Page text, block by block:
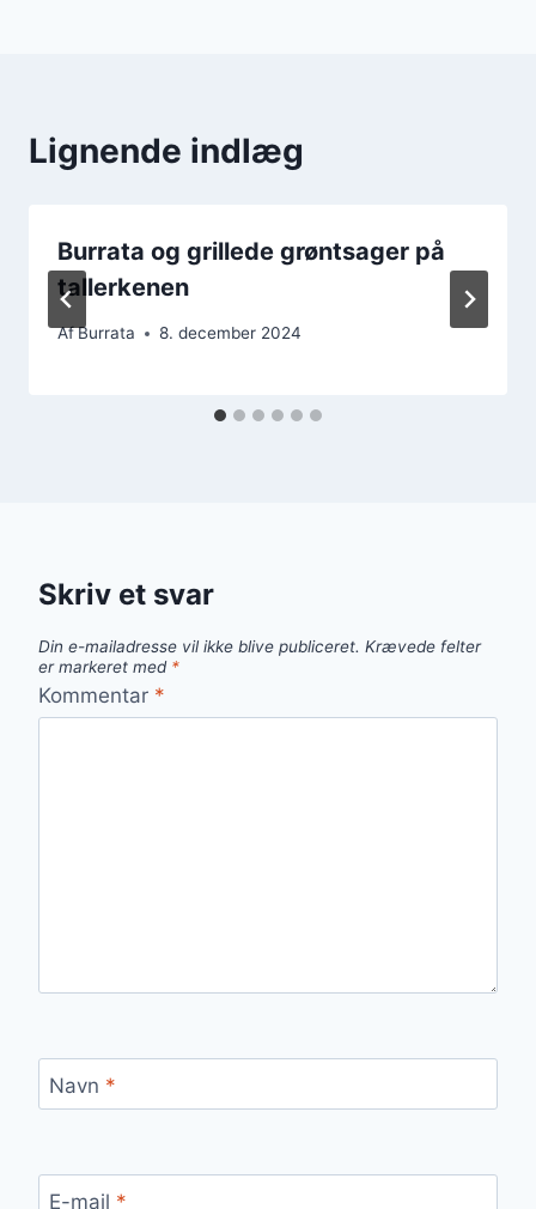
Lignende indlæg
Burrata og grillede grøntsager på
tallerkenen
AfBurrata 8. december 2024
Skriv et svar
Din e-mailadresse vil ikke blive publiceret. Krævede felter
er markeret med *
Kommentar *
Navn *
E-mail *